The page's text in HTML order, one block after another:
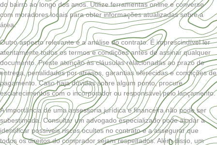
do bairro ao longo dos anos. Utilize ferramentas online e converse
com moradores locais para obter informações atualizadas sobre a
área.
Outro aspecto relevante é a análise do contrato. É imprescindível ler
atentamente todos os termos e condições antes de assinar qualquer
documento. Preste atenção às cláusulas relacionadas ao prazo de
entrega, penalidades por atrasos, garantias oferecidas e condições de
pagamento. Caso haja dúvidas sobre algum ponto, procure
esclarecimentos com o incorporador ou responsável pelo lançamento.
A importância de uma assessoria jurídica e financeira não pode ser
subestimada. Consultar um advogado especializado pode ajudar a
identificar possíveis riscos ocultos no contrato e a assegurar que
todos os direitos do comprador sejam respeitados. Além disso, um